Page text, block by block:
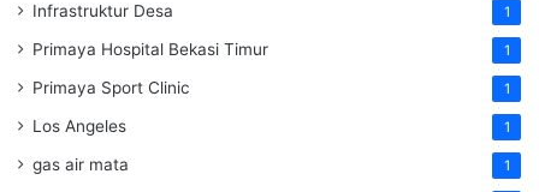
Infrastruktur Desa 1
Primaya Hospital Bekasi Timur 1
Primaya Sport Clinic 1
Los Angeles 1
gas air mata 1